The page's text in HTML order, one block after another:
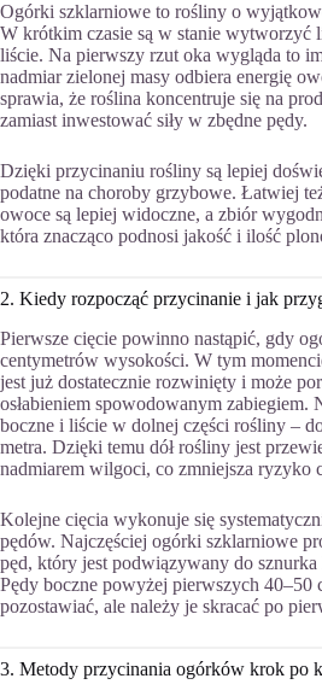
Ogórki szklarniowe to rośliny o
W krótkim czasie są w stanie wytworzyć
liście. Na pierwszy rzut oka wygląda to
nadmiar zielonej masy odbiera energię
sprawia, że roślina koncentruje się na
zamiast inwestować siły w zbędne pędy.
Dzięki przycinaniu rośliny są lepiej
podatne na choroby grzybowe. Łatwiej
owoce są lepiej widoczne, a zbiór
która znacząco podnosi jakość i ilość
2. Kiedy rozpocząć przycinanie i jak
Pierwsze cięcie powinno nastąpić, gdy
centymetrów wysokości. W tym
jest już dostatecznie rozwinięty i może
osłabieniem spowodowanym zabiegiem.
boczne i liście w dolnej części rośliny –
metra. Dzięki temu dół rośliny jest
nadmiarem wilgoci, co zmniejsza ryzyko
Kolejne cięcia wykonuje się
pędów. Najczęściej ogórki szklarniowe
pęd, który jest podwiązywany do
Pędy boczne powyżej pierwszych 40–50
pozostawiać, ale należy je skracać po
3. Metody przycinania ogórków krok po